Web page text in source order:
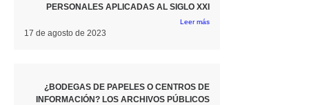
PERSONALES APLICADAS AL SIGLO XXI
Leer más
17 de agosto de 2023
¿BODEGAS DE PAPELES O CENTROS DE
INFORMACIÓN? LOS ARCHIVOS PÚBLICOS